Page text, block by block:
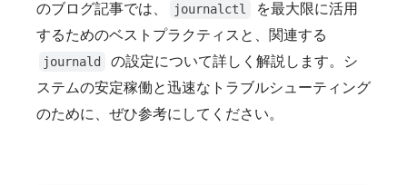
のブログ記事では、
journalctl
を最大限に活用
するためのベストプラクティスと、関連する
journald
の設定について詳しく解説します。シ
ステムの安定稼働と迅速なトラブルシューティング
のために、ぜひ参考にしてください。